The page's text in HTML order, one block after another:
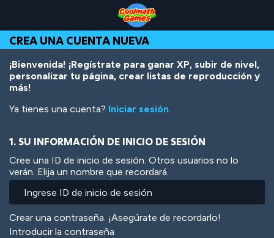
Top
of
Page
Navigation
Main
Content
Footer
contenido
principal
CREA UNA CUENTA NUEVA
¡Bienvenida! ¡Regístrate para ganar XP, subir de nivel,
personalizar tu página, crear listas de reproducción y
más!
Ya tienes una cuenta? Iniciar sesión.
1. SU INFORMACIÓN DE INICIO DE SESIÓN
Cree una ID de inicio de sesión. Otros usuarios no lo
verán. Elija un nombre que recordará.
Crear una contraseña. ¡Asegúrate de recordarlo!
Introducir la contraseña